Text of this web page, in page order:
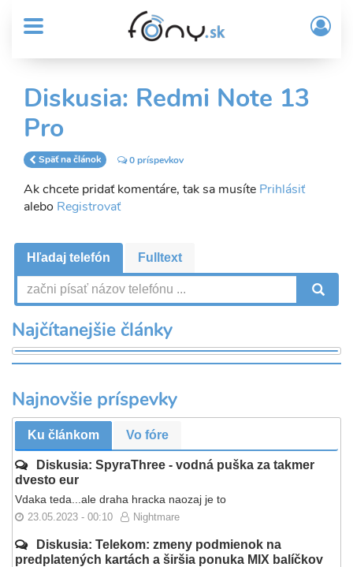
obsah
MENU
Sub
Header
menu
User
account
menu
/
Diskusia: Redmi Note 13
Pro
Späť na článok 0 príspevkov
Ak chcete pridať komentáre, tak sa musíte Prihlásiť
alebo Registrovať
Hľadaj telefón Fulltext
Najčítanejšie články
Najnovšie príspevky
Ku článkom Vo fóre
Diskusia: SpyraThree - vodná puška za takmer
dvesto eur
Vdaka teda...ale draha hracka naozaj je to
23.05.2023 - 00:10 Nightmare
Diskusia: Telekom: zmeny podmienok na
predplatených kartách a širšia ponuka MIX balíčkov